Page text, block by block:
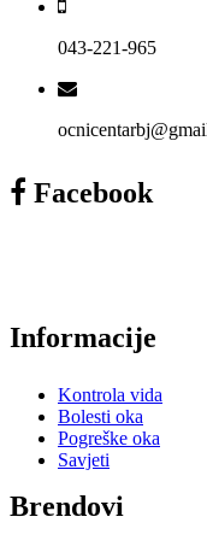
043-221-965
Facebook
Informacije
Kontrola vida
Bolesti oka
Pogreške oka
Savjeti
Brendovi